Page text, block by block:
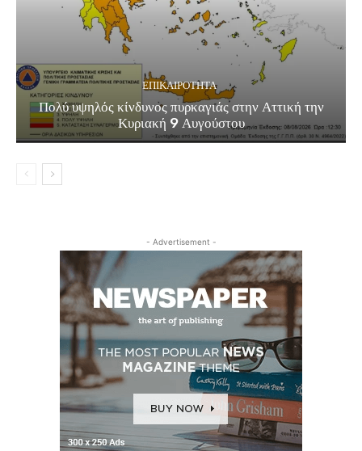
ΕΠΙΚΑΙΡΟΤΗΤΑ
Πολύ υψηλός κίνδυνος πυρκαγιάς στην Αττική την
Κυριακή 9 Αυγούστου
- Advertisement -